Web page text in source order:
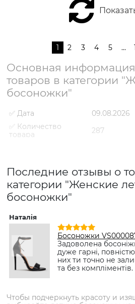
1 2 3 4 5 ...
Основная
товаров в категории
босоножки"
✅ Дата
09.08.2026
✅ Количество
товара
287
✅ Самый дешевый
товар
1160 грн
✅ Самый дорогой
товар
✅ Самый
популярный товар
Красный
Последние отзывы о
категории "Женские
босоножки"
Наталія
Босоножки
Задоволена
дуже гарні,
них ти точно не
та без компліментів.
Чтобы подчеркнуть красоту и